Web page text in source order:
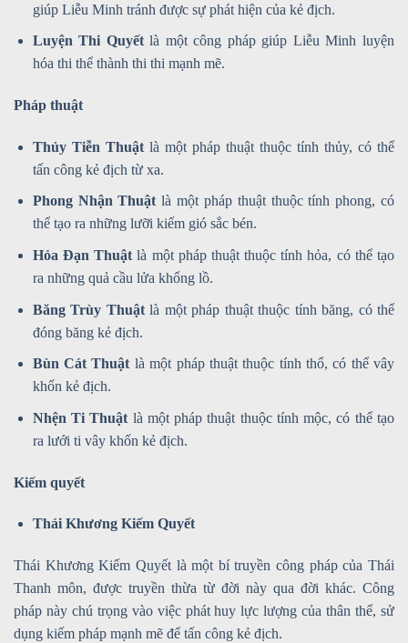
giúp Liễu Minh tránh được sự phát hiện của kẻ địch.
Luyện Thi Quyếtlà một công pháp giúp Liễu Minh luyện
hóa thi thể thành thi thi mạnh mẽ.
Pháp thuật
Thủy Tiễn Thuậtlà một pháp thuật thuộc tính thủy, có thể
tấn công kẻ địch từ xa.
Phong Nhận Thuật là một pháp thuật thuộc tính phong, có
thể tạo ra những lưỡi kiếm gió sắc bén.
Hỏa Đạn Thuật là một pháp thuật thuộc tính hỏa, có thể tạo
ra những quả cầu lửa khổng lồ.
Băng Trùy Thuậtlà một pháp thuật thuộc tính băng, có thể
đóng băng kẻ địch.
Bùn Cát Thuật là một pháp thuật thuộc tính thổ, có thể vây
khốn kẻ địch.
Nhện Ti Thuật là một pháp thuật thuộc tính mộc, có thể tạo
ra lưới ti vây khốn kẻ địch.
Kiếm quyết
Thái Khương Kiếm Quyết
Thái Khương Kiếm Quyết là một bí truyền công pháp của Thái
Thanh môn, được truyền thừa từ đời này qua đời khác. Công
pháp này chú trọng vào việc phát huy lực lượng của thân thể, sử
dụng kiếm pháp mạnh mẽ để tấn công kẻ địch.